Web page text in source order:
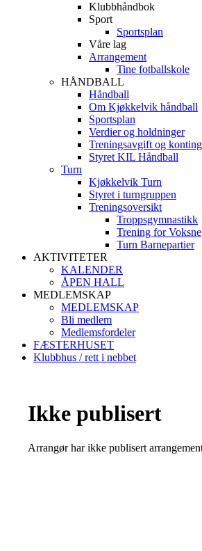
Klubbhåndbok
Sport
Sportsplan
Våre lag
Arrangement
Tine fotballskole
HÅNDBALL
Håndball
Om Kjøkkelvik håndball
Sportsplan
Verdier og holdninger
Treningsavgift og
Styret KIL Håndball
Turn
Kjøkkelvik Turn
Styret i turngruppen
Treningsoversikt
Troppsgymnastikk
Trening for Voksne
Turn Barnepartier
AKTIVITETER
KALENDER
ÅPEN HALL
MEDLEMSKAP
MEDLEMSKAP
Bli medlem
Medlemsfordeler
FÆSTERHUSET
Klubbhus / rett i nebbet
Ikke publisert
Arrangør har ikke publisert